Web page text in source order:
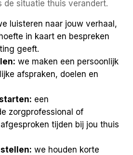
de situatie thuis verandert.
luisteren naar jouw verhaal,
in kaart en bespreken
geeft.
we maken een persoonlijk
afspraken, doelen en
een
zorgprofessional of
tijden bij jou thuis
we houden korte